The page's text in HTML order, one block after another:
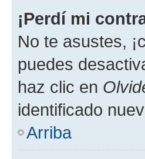
¡Perdí mi
No te asustes,
puedes
haz clic en
identificado
Arriba